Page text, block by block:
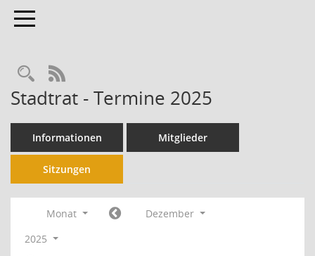
Toggle navigation
RSS-Feed
Stadtrat - Termine 2025
Informationen Mitglieder
Sitzungen
Monat
Dezember
2025